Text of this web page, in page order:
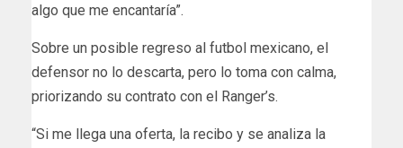
algo que me encantaría”.
Sobre un posible regreso al futbol mexicano, el
defensor no lo descarta, pero lo toma con calma,
priorizando su contrato con el Ranger’s.
“Si me llega una oferta, la recibo y se analiza la